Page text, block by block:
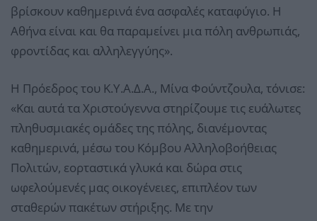
βρίσκουν καθημερινά ένα ασφαλές καταφύγιο. Η
Αθήνα είναι και θα παραμείνει μια πόλη ανθρωπιάς,
φροντίδας και αλληλεγγύης».
Η Πρόεδρος του Κ.Υ.Α.Δ.Α., Μίνα Φούντζουλα, τόνισε:
«Και αυτά τα Χριστούγεννα στηρίζουμε τις ευάλωτες
πληθυσμιακές ομάδες της πόλης, διανέμοντας
καθημερινά, μέσω του Κόμβου Αλληλοβοήθειας
Πολιτών, εορταστικά γλυκά και δώρα στις
ωφελούμενές μας οικογένειες, επιπλέον των
σταθερών πακέτων στήριξης. Με την